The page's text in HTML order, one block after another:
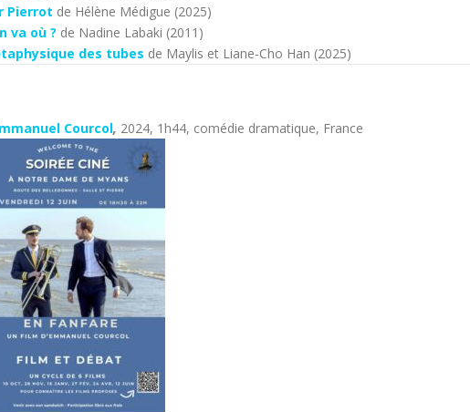
Pierrot de Hélène Médigue (2025)
va où ? de Nadine Labaki (2011)
des tubes de Maylis et Liane-Cho Han (2025)
Courcol, 2024, 1h44, comédie dramatique, France